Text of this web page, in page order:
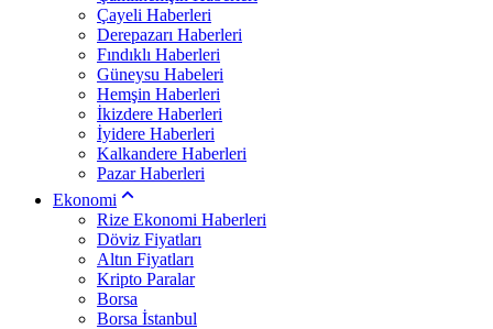
Çayeli Haberleri
Derepazarı Haberleri
Fındıklı Haberleri
Güneysu Habeleri
Hemşin Haberleri
İkizdere Haberleri
İyidere Haberleri
Kalkandere Haberleri
Pazar Haberleri
Ekonomi
Rize Ekonomi Haberleri
Döviz Fiyatları
Altın Fiyatları
Kripto Paralar
Borsa
Borsa İstanbul